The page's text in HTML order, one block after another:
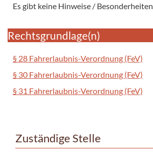
Es gibt keine Hinweise / Besonderheiten.
Rechtsgrundlage(n)
§ 28 Fahrerlaubnis-Verordnung (FeV)
§ 30 Fahrerlaubnis-Verordnung (FeV)
§ 31 Fahrerlaubnis-Verordnung (FeV)
Zuständige Stelle